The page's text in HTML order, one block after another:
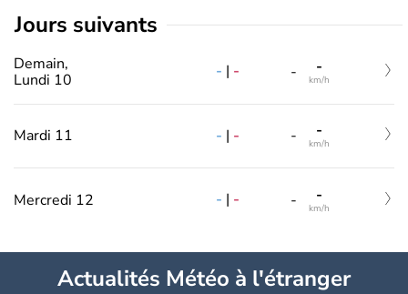
jours suivants
Demain,
Lundi 10
- | - - -
km/h
Mardi 11 - | - - -
km/h
Mercredi 12 - | - - -
km/h
Actualités Météo à l'étranger